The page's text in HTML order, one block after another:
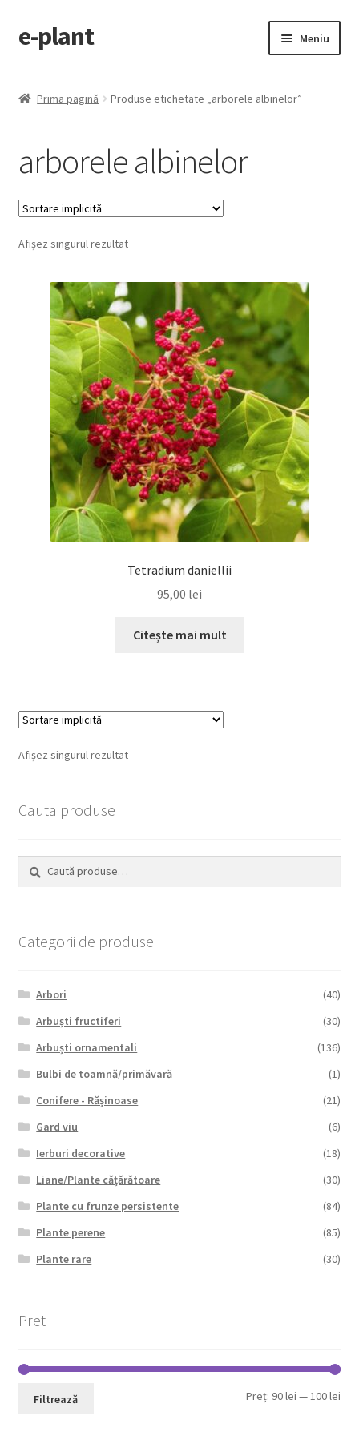
Sari
la
Sari
la
e-plant Meniu
Contact
Checkout
Prima pagină Produse etichetate „arborele albinelor”
arborele albinelor
Afișez singurul rezultat
Tetradium daniellii
95,00 lei
Citește mai mult
Afișez singurul rezultat
Cauta produse
Caută
după:
Caută
Categorii de produse
Arbori
(40)
Arbuști fructiferi
(30)
Arbuști ornamentali
(136)
Bulbi de toamnă/primăvară
(1)
Conifere - Rășinoase
(21)
Gard viu
(6)
Ierburi decorative
(18)
Liane/Plante cățărătoare
(30)
Plante cu frunze persistente
(84)
Plante perene
(85)
Plante rare
(30)
Pret
Filtrează Preț: 90 lei —100 lei